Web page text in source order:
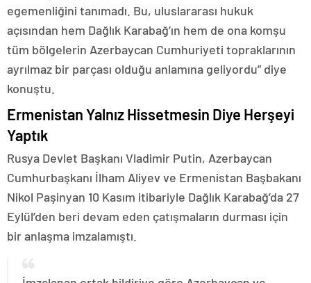
egemenliğini tanımadı. Bu, uluslararası hukuk
açısından hem Dağlık Karabağ’ın hem de ona komşu
tüm bölgelerin Azerbaycan Cumhuriyeti topraklarının
ayrılmaz bir parçası olduğu anlamına geliyordu” diye
konuştu.
Ermenistan Yalnız Hissetmesin Diye Herşeyi
Yaptık
Rusya Devlet Başkanı Vladimir Putin, Azerbaycan
Cumhurbaşkanı İlham Aliyev ve Ermenistan Başbakanı
Nikol Paşinyan 10 Kasım itibariyle Dağlık Karabağ’da 27
Eylül’den beri devam eden çatışmaların durması için
bir anlaşma imzalamıştı.